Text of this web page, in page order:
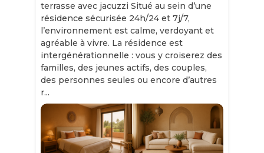
terrasse avec jacuzzi Situé au sein d’une
résidence sécurisée 24h/24 et 7j/7,
l’environnement est calme, verdoyant et
agréable à vivre. La résidence est
intergénérationnelle : vous y croiserez des
familles, des jeunes actifs, des couples,
des personnes seules ou encore d’autres
r...
Slide 1 of 11